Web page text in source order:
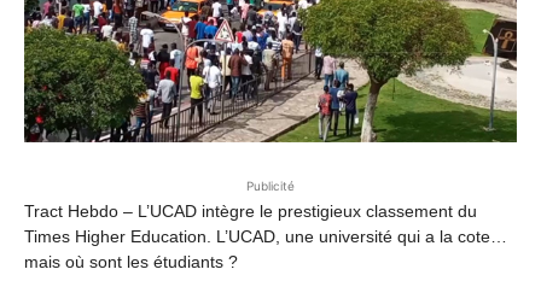
Publicité
Tract Hebdo – L’UCAD intègre le prestigieux classement du
Times Higher Education. L’UCAD, une université qui a la cote…
mais où sont les étudiants ?